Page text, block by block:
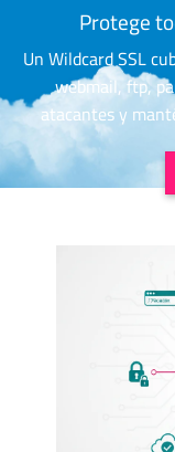
Protege
Un Wildcard SSL
webmail, ftp,
atacantes y